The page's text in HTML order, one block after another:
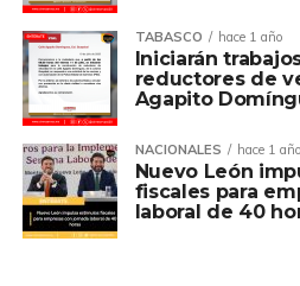
TABASCO hace 1 año
Iniciarán
reductores de
Agapito
NACIONALES hace 1 año
Nuevo León
fiscales para
laboral de 40